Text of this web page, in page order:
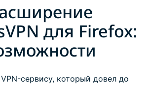
для Firefox:
сервису, который довел до